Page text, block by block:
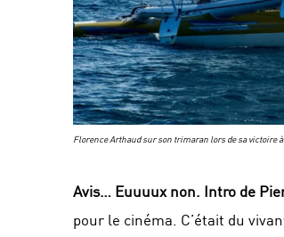
Florence Arthaud sur son trimaran lors de sa victoire
Avis… Euuuux non. Intro de
pour le cinéma. C’était du